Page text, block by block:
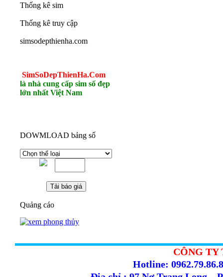
Thống kê sim
Thống kê truy cập
simsodepthienha.com
SimSoDepThienHa.Com
là nhà cung cấp sim số đẹp
lớn nhất Việt Nam
DOWMLOAD bảng số
Quảng cáo
CÔNG TY
Hotline: